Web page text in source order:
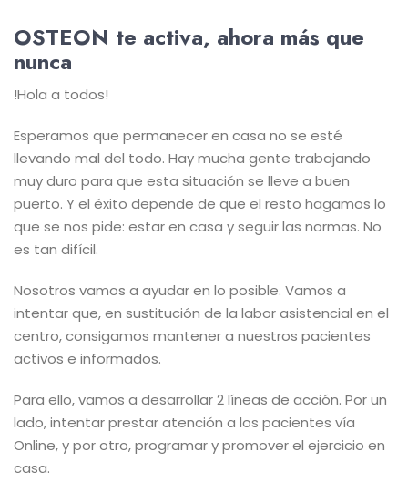
OSTEON te activa, ahora más que
nunca
!Hola a todos!
Esperamos que permanecer en casa no se esté
llevando mal del todo. Hay mucha gente trabajando
muy duro para que esta situación se lleve a buen
puerto. Y el éxito depende de que el resto hagamos lo
que se nos pide: estar en casa y seguir las normas. No
es tan difícil.
Nosotros vamos a ayudar en lo posible. Vamos a
intentar que, en sustitución de la labor asistencial en el
centro, consigamos mantener a nuestros pacientes
activos e informados.
Para ello, vamos a desarrollar 2 líneas de acción. Por un
lado, intentar prestar atención a los pacientes vía
Online, y por otro, programar y promover el ejercicio en
casa.